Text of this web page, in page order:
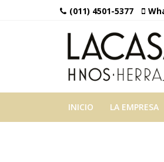
(011) 4501-5377
INICIO LA EMPRESA